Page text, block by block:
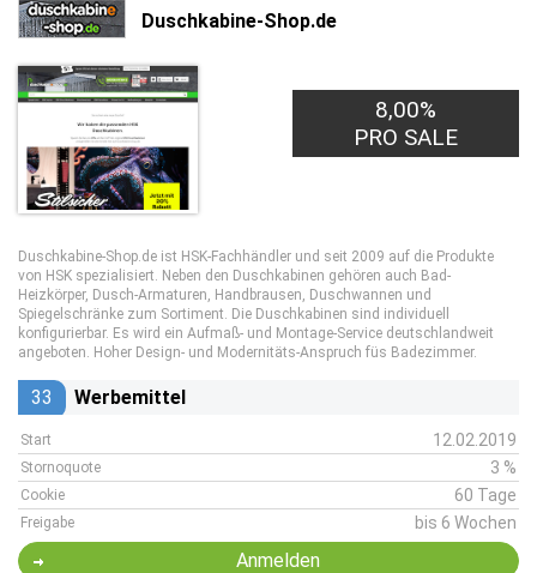
Duschkabine-Shop.de
8,00%
PRO SALE
Duschkabine-Shop.de ist HSK-Fachhändler und seit 2009 auf die Produkte
von HSK spezialisiert. Neben den Duschkabinen gehören auch Bad-
Heizkörper, Dusch-Armaturen, Handbrausen, Duschwannen und
Spiegelschränke zum Sortiment. Die Duschkabinen sind individuell
konfigurierbar. Es wird ein Aufmaß- und Montage-Service deutschlandweit
angeboten. Hoher Design- und Modernitäts-Anspruch füs Badezimmer.
33 Werbemittel
Start 12.02.2019
Stornoquote 3 %
Cookie 60 Tage
Freigabe bis 6 Wochen
Anmelden